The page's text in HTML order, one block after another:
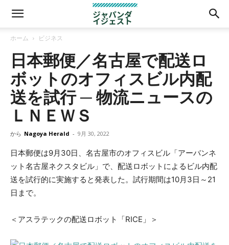
ホーム ビジネス
日本郵便／名古屋で配送ロ
ボットのオフィスビル内配
送を試行 ─ 物流ニュースの
ＬＮＥＷＳ
から Nagoya Herald - 9月 30, 2022
日本郵便は9月30日、名古屋市のオフィスビル「アーバンネ
ット名古屋ネクスタビル」で、配送ロボットによるビル内配
送を試行的に実施すると発表した。試行期間は10月3日～21
日まで。
＜アスラテックの配送ロボット「RICE」＞